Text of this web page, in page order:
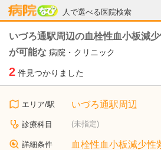
人で選べる医院検索
病院なび
いづろ通駅周辺の血栓性血小板減
が可能な 病院・クリニック
2 件見つかりました
エリア/駅 いづろ通駅周辺
診療科目 (未指定)
詳細条件 血栓性血小板減少性